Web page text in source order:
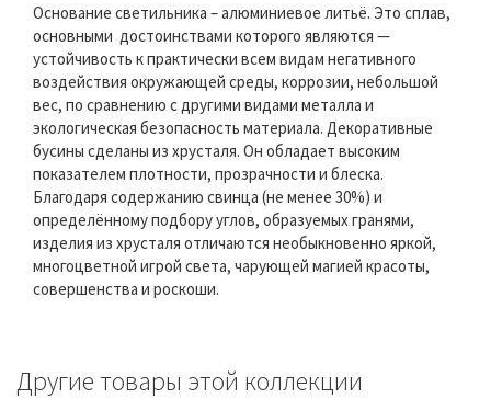
Основание светильника – алюминиевое литьё. Это сплав,
основными достоинствами которого являются —
устойчивость к практически всем видам негативного
воздействия окружающей среды, коррозии, небольшой
вес, по сравнению с другими видами металла и
экологическая безопасность материала. Декоративные
бусины сделаны из хрусталя. Он обладает высоким
показателем плотности, прозрачности и блеска.
Благодаря содержанию свинца (не менее 30%) и
определённому подбору углов, образуемых гранями,
изделия из хрусталя отличаются необыкновенно яркой,
многоцветной игрой света, чарующей магией красоты,
совершенства и роскоши.
Другие товары этой коллекции